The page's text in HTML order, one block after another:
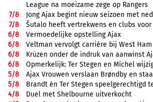
League na moeizame zege op Rangers
7/8
Jong Ajax begint nieuw seizoen met
7/8
Šutalo heeft vertrekwens en clubs
6/8
Vermoedelijke opstelling Ajax
6/8
Veltman vervolgt carrière bij West Ham
6/8
Krüzen onder de indruk van aanwinst
6/8
Opmerkelijk: Ter Stegen en Míchel
5/8
Ajax Vrouwen verslaan Brøndby en
5/8
Brandt én Ter Stegen speelgerechtigd
4/8
Duel met Shelbourne uitverkocht